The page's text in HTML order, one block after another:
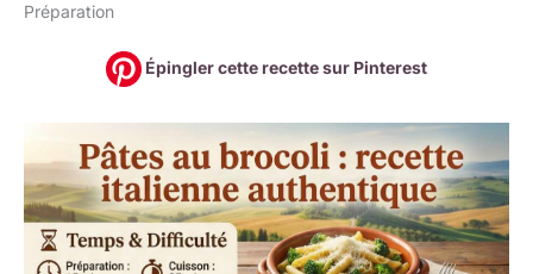
Préparation
Épingler cette recette sur Pinterest